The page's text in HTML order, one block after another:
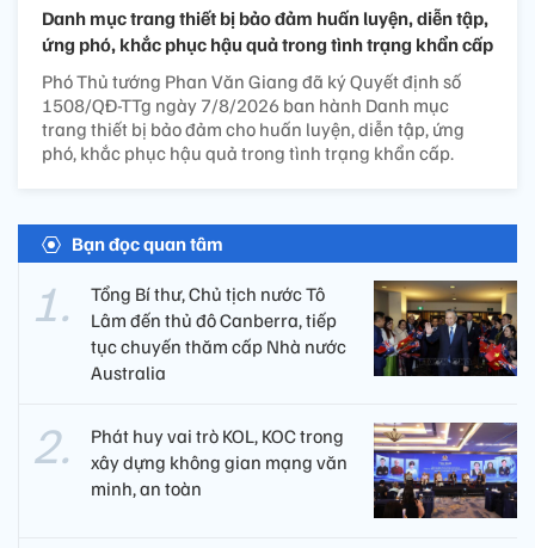
Danh mục trang thiết bị bảo đảm huấn luyện, diễn tập,
ứng phó, khắc phục hậu quả trong tình trạng khẩn cấp
Phó Thủ tướng Phan Văn Giang đã ký Quyết định số
1508/QĐ-TTg ngày 7/8/2026 ban hành Danh mục
trang thiết bị bảo đảm cho huấn luyện, diễn tập, ứng
phó, khắc phục hậu quả trong tình trạng khẩn cấp.
Bạn đọc quan tâm
Tổng Bí thư, Chủ tịch nước Tô
Lâm đến thủ đô Canberra, tiếp
tục chuyến thăm cấp Nhà nước
Australia
Phát huy vai trò KOL, KOC trong
xây dựng không gian mạng văn
minh, an toàn